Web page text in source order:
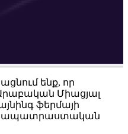
ենք, որ
Արաբական Միացյալ
ֆերմայի